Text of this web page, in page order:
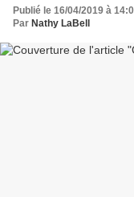
Publié le 16/04/2019 à
Par Nathy LaBell